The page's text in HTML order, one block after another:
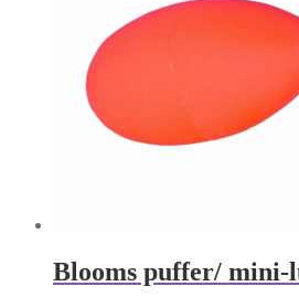
Blooms puffer/ mini-